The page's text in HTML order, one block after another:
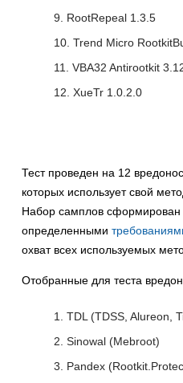
RootRepeal 1.3.5
Trend Micro
VBA32 Antirootkit
XueTr 1.0.2.0
Тест проведен на 12
которых использует свой
Набор самплов сформирован
определенными
охват всех используемых
Отобранные для теста
TDL (TDSS, Alureon,
Sinowal (Mebroot)
Pandex